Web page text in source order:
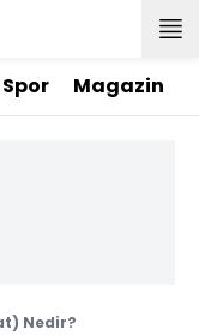
Spor Magazin
Nedir?